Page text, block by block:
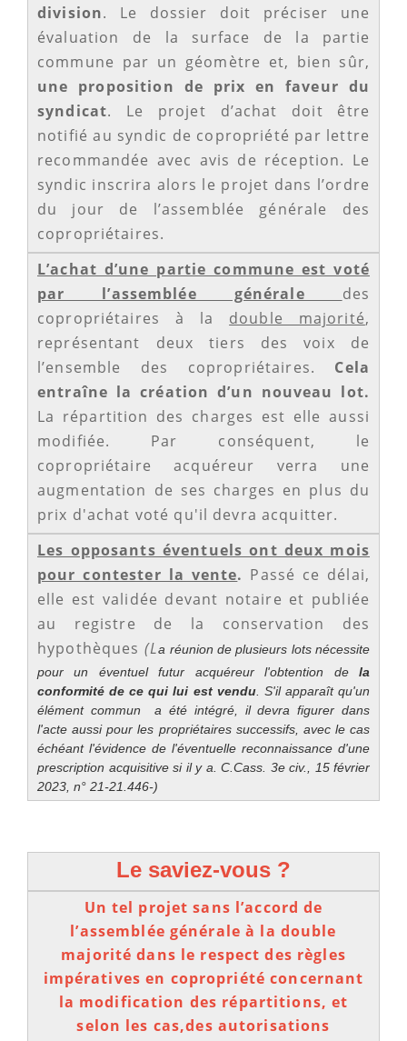
division. Le dossier doit préciser une
évaluation de la surface de la partie
commune par un géomètre et, bien sûr,
une proposition de prix en faveur du
syndicat. Le projet d’achat doit être
notifié au syndic de copropriété par lettre
recommandée avec avis de réception. Le
syndic inscrira alors le projet dans l’ordre
du jour de l’assemblée générale des
copropriétaires.
L’achat d’une partie commune est voté
par l’assemblée générale des
copropriétaires à la double majorité,
représentant deux tiers des voix de
l’ensemble des copropriétaires. Cela
entraîne la création d’un nouveau lot.
La répartition des charges est elle aussi
modifiée. Par conséquent, le
copropriétaire acquéreur verra une
augmentation de ses charges en plus du
prix d'achat voté qu'il devra acquitter.
Les opposants éventuels ont deux mois
pour contester la vente. Passé ce délai,
elle est validée devant notaire et publiée
au registre de la conservation des
hypothèques (La réunion de plusieurs lots nécessite
pour un éventuel futur acquéreur l'obtention de la
conformité de ce qui lui est vendu. S'il apparaît qu'un
élément commun a été intégré, il devra figurer dans
l'acte aussi pour les propriétaires successifs, avec le cas
échéant l'évidence de l'éventuelle reconnaissance d'une
prescription acquisitive si il y a. C.Cass. 3e civ., 15 février
2023, n° 21-21.446-)
Le saviez-vous ?
Un tel projet sans l’accord de
l’assemblée générale à la double
majorité dans le respect des règles
impératives en copropriété concernant
la modification des répartitions, et
selon les cas,des autorisations